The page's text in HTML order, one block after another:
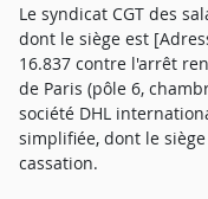
Le syndicat CGT des
dont le siège est
16.837 contre l'arrêt
de Paris (pôle 6,
société DHL
simplifiée, dont le
cassation.